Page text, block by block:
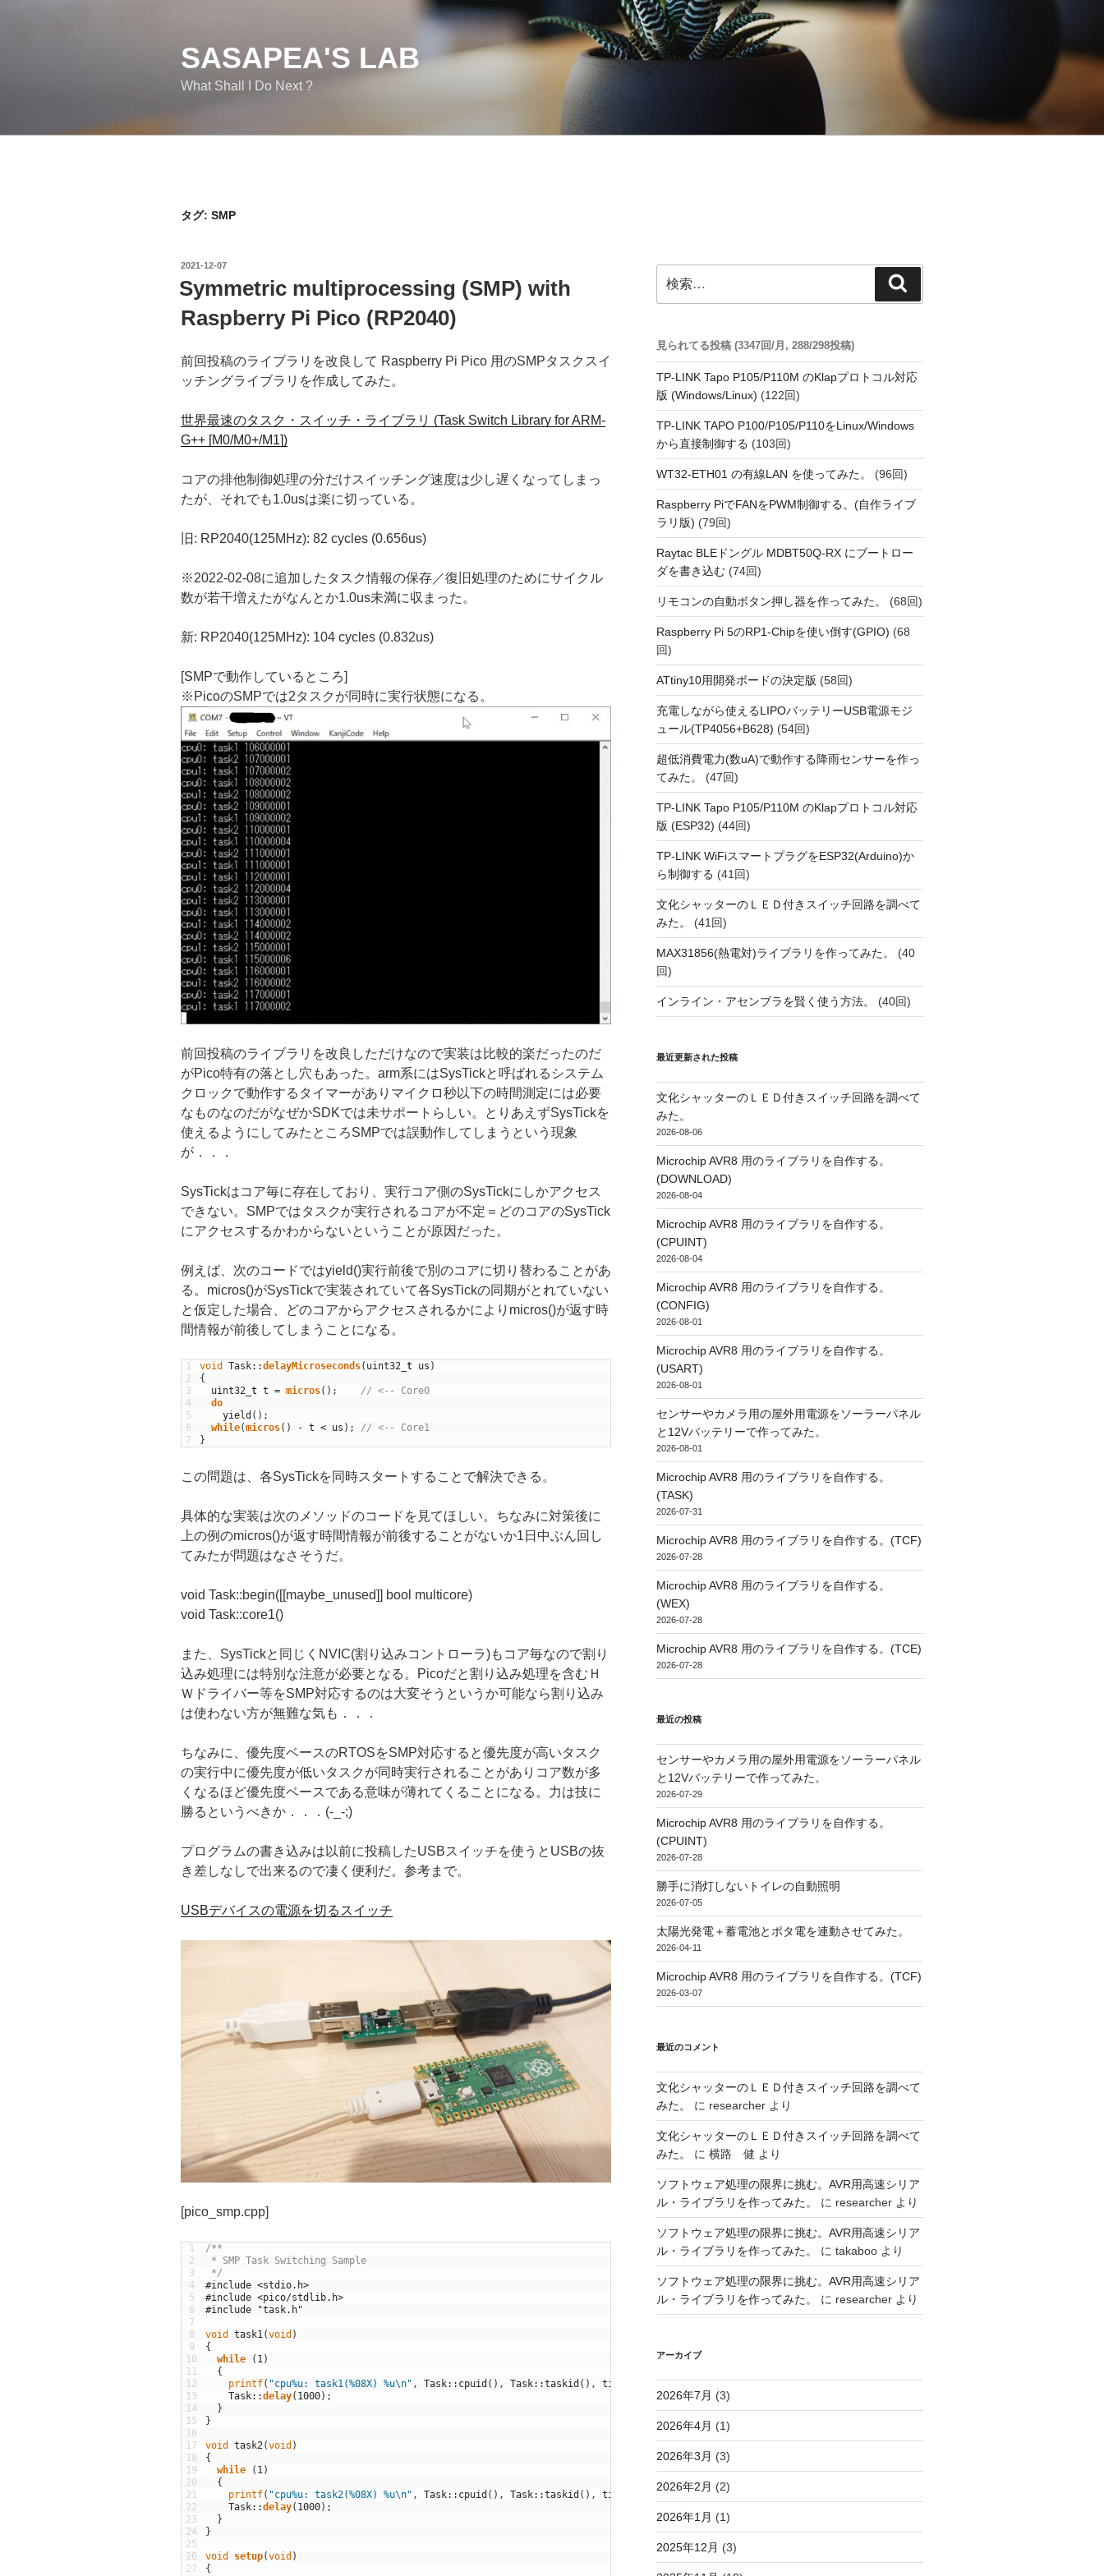
SASAPEA'S LAB
What Shall I Do Next ?
タグ: SMP
投
日:
2021-12-07
Symmetric multiprocessing (SMP) with
Raspberry Pi Pico (RP2040)
前回投稿のライブラリを改良して Raspberry Pi Pico 用のSMPタスクスイ
ッチングライブラリを作成してみた。
世界最速のタスク・スイッチ・ライブラリ (Task Switch Library for ARM-
G++ [M0/M0+/M1])
コアの排他制御処理の分だけスイッチング速度は少し遅くなってしまっ
たが、それでも1.0usは楽に切っている。
旧: RP2040(125MHz): 82 cycles (0.656us)
※2022-02-08に追加したタスク情報の保存／復旧処理のためにサイクル
数が若干増えたがなんとか1.0us未満に収まった。
新: RP2040(125MHz): 104 cycles (0.832us)
[SMPで動作しているところ]
※PicoのSMPでは2タスクが同時に実行状態になる。
前回投稿のライブラリを改良しただけなので実装は比較的楽だったのだ
がPico特有の落とし穴もあった。arm系にはSysTickと呼ばれるシステム
クロックで動作するタイマーがありマイクロ秒以下の時間測定には必要
なものなのだがなぜかSDKでは未サポートらしい。とりあえずSysTickを
使えるようにしてみたところSMPでは誤動作してしまうという現象
が．．．
SysTickはコア毎に存在しており、実行コア側のSysTickにしかアクセス
できない。SMPではタスクが実行されるコアが不定＝どのコアのSysTick
にアクセスするかわからないということが原因だった。
例えば、次のコードではyield()実行前後で別のコアに切り替わることがあ
る。micros()がSysTickで実装されていて各SysTickの同期がとれていない
と仮定した場合、どのコアからアクセスされるかによりmicros()が返す時
間情報が前後してしまうことになる。
1
2
3
4
5
6
7
void Task::delayMicroseconds( uint32 t us )
{
uint32 t t = micros( ) ;
// <-- Core0
do
yield ( ) ;
while(micros( ) - t < us ) ;
// <-- Core1
}
この問題は、各SysTickを同時スタートすることで解決できる。
具体的な実装は次のメソッドのコードを見てほしい。ちなみに対策後に
上の例のmicros()が返す時間情報が前後することがないか1日中ぶん回し
てみたが問題はなさそうだ。
void Task::begin([[maybe_unused]] bool multicore)
void Task::core1()
また、SysTickと同じくNVIC(割り込みコントローラ)もコア毎なので割り
込み処理には特別な注意が必要となる。Picoだと割り込み処理を含むＨ
Ｗドライバー等をSMP対応するのは大変そうというか可能なら割り込み
は使わない方が無難な気も．．．
ちなみに、優先度ベースのRTOSをSMP対応すると優先度が高いタスク
の実行中に優先度が低いタスクが同時実行されることがありコア数が多
くなるほど優先度ベースである意味が薄れてくることになる。力は技に
勝るというべきか．．．(-_-;)
プログラムの書き込みは以前に投稿したUSBスイッチを使うとUSBの抜
き差しなしで出来るので凄く便利だ。参考まで。
USBデバイスの電源を切るスイッチ
[pico_smp.cpp]
1
2
3
4
5
6
7
8
9
10
11
12
13
14
15
16
17
18
19
20
21
22
23
24
25
26
27
/**
* SMP Task Switching Sample
*/
#include <stdio.h>
#include <pico/stdlib.h>
#include "task.h"
void task1 (void )
{
while
( 1 )
{
printf( "cpu%u: task1(%08X) %u\n" , Task:: cpuid ( ) , Task::taskid ( ) , time_us_32());
Task::delay( 1000) ;
}
}
void task2 (void )
{
while
( 1 )
{
printf( "cpu%u: task2(%08X) %u\n" , Task:: cpuid ( ) , Task::taskid ( ) , time_us_32()) ;
Task::delay( 1000) ;
}
}
void setup(void )
{
索:
索
見られてる投稿 (3347回/月, 288/298投稿)
TP-LINK Tapo P105/P110M のKlapプロトコル対応
版 (Windows/Linux) (122回)
TP-LINK TAPO P100/P105/P110をLinux/Windows
から直接制御する (103回)
WT32-ETH01 の有線LAN を使ってみた。 (96回)
Raspberry PiでFANをPWM制御する。(自作ライブ
ラリ版) (79回)
Raytac BLEドングル MDBT50Q-RX にブートロー
ダを書き込む(74回)
リモコンの自動ボタン押し器を作ってみた。 (68回)
Raspberry Pi 5のRP1-Chipを使い倒す(GPIO) (68
回)
ATtiny10用開発ボードの決定版 (58回)
充電しながら使えるLIPOバッテリーUSB電源モジ
ュール(TP4056+B628) (54回)
超低消費電力(数uA)で動作する降雨センサーを作っ
てみた。
(47回)
TP-LINK Tapo P105/P110M のKlapプロトコル対応
版 (ESP32) (44回)
TP-LINK WiFiスマートプラグをESP32(Arduino)か
ら制御する (41回)
文化シャッターのＬＥＤ付きスイッチ回路を調べて
みた。
(41回)
MAX31856(熱電対)ライブラリを作ってみた。
(40
回)
インライン・アセンブラを賢く使う方法。 (40回)
最近更新された投稿
文化シャッターのＬＥＤ付きスイッチ回路を調べて
みた。
2026-08-06
Microchip AVR8 用のライブラリを自作する。
(DOWNLOAD)
2026-08-04
Microchip AVR8 用のライブラリを自作する。
(CPUINT)
2026-08-04
Microchip AVR8 用のライブラリを自作する。
(CONFIG)
2026-08-01
Microchip AVR8 用のライブラリを自作する。
(USART)
2026-08-01
センサーやカメラ用の屋外用電源をソーラーパネル
と12Vバッテリーで作ってみた。
2026-08-01
Microchip AVR8 用のライブラリを自作する。
(TASK)
2026-07-31
Microchip AVR8 用のライブラリを自作する。(TCF)
2026-07-28
Microchip AVR8 用のライブラリを自作する。
(WEX)
2026-07-28
Microchip AVR8 用のライブラリを自作する。(TCE)
2026-07-28
最近の投稿
センサーやカメラ用の屋外用電源をソーラーパネル
と12Vバッテリーで作ってみた。
2026-07-29
Microchip AVR8 用のライブラリを自作する。
(CPUINT)
2026-07-28
勝手に消灯しないトイレの自動照明
2026-07-05
太陽光発電＋蓄電池とポタ電を連動させてみた。
2026-04-11
Microchip AVR8 用のライブラリを自作する。(TCF)
2026-03-07
最近のコメント
文化シャッターのＬＥＤ付きスイッチ回路を調べて
みた。
に researcherより
文化シャッターのＬＥＤ付きスイッチ回路を調べて
みた。
に 横路 健 より
ソフトウェア処理の限界に挑む。AVR用高速シリア
ル・ライブラリを作ってみた。
に researcherより
ソフトウェア処理の限界に挑む。AVR用高速シリア
ル・ライブラリを作ってみた。
に takabooより
ソフトウェア処理の限界に挑む。AVR用高速シリア
ル・ライブラリを作ってみた。
に researcherより
アーカイブ
2026年7月 (3)
2026年4月 (1)
2026年3月 (3)
2026年2月 (2)
2026年1月 (1)
2025年12月 (3)